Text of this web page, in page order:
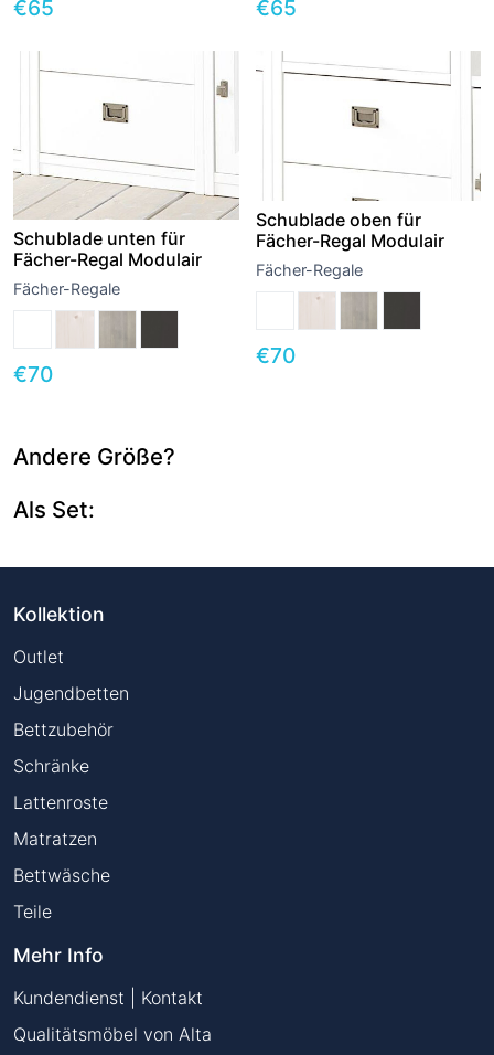
€65 €65
Schublade unten für
Fächer-Regal Modulair
Fächer-Regale
€70
Schublade oben für
Fächer-Regal Modulair
Fächer-Regale
€70
Andere Größe?
Als Set:
Kollektion
Outlet
Jugendbetten
Bettzubehör
Schränke
Lattenroste
Matratzen
Bettwäsche
Teile
Mehr Info
Kundendienst | Kontakt
Qualitätsmöbel von Alta